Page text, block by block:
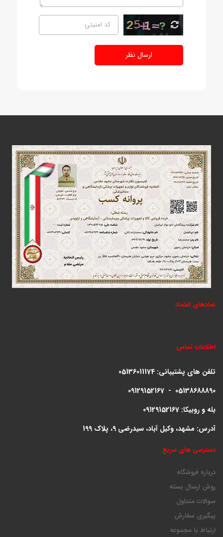
ارسال نظر
نمادهای اعتماد
اطلاعات تماس
تلفن های پشتیبانی: 05136011174
09129152167 - 05138688890
بله و روبیکا: 09129152167
آدرس: مشهد، وکیل آباد، سیدرضی 9، پلاک 199
دسترسی های سریع
درباره فروشگاه
روش ارسال بسته
سوالات متداول
پیگیری سفارش
ارتباط با مجموعه